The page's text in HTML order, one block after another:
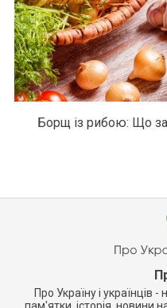
Борщ із рибою: Що
Про Україну і українців -
пам'ятки, історія, новини